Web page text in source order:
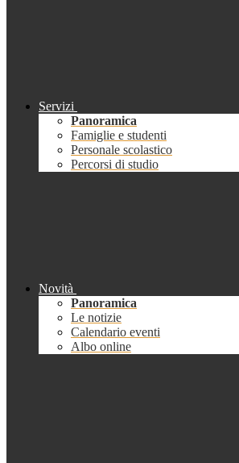
Servizi
Panoramica
Famiglie e studenti
Personale scolastico
Percorsi di studio
Novità
Panoramica
Le notizie
Calendario eventi
Albo online